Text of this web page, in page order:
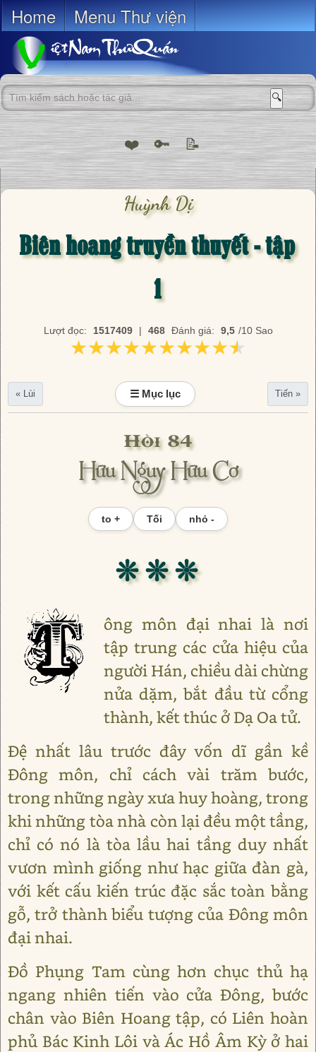
Home Menu Thư viện
🔍
❤️ 🔑 📝
Huỳnh Dị
Biên hoang truyền thuyết - tập
1
Lượt đọc: 1517409 | 468 Đánh giá: 9,5 /10 Sao
★★★★★★★★★★
★★★★★★★★★★
« Lùi ☰ Mục lục Tiến »
Hồi 84
Hữu Nguy Hữu Cơ
to + Tối nhỏ -
❊ ❊ ❊
ông môn đại nhai là nơi
tập trung các cửa hiệu của
người Hán, chiều dài chừng
nửa dặm, bắt đầu từ cổng
thành, kết thúc ở Dạ Oa tử.
Đệ nhất lâu trước đây vốn dĩ gần kề
Đông môn, chỉ cách vài trăm bước,
trong những ngày xưa huy hoàng, trong
khi những tòa nhà còn lại đều một tầng,
chỉ có nó là tòa lầu hai tầng duy nhất
vươn mình giống như hạc giữa đàn gà,
với kết cấu kiến trúc đặc sắc toàn bằng
gỗ, trở thành biểu tượng của Đông môn
đại nhai.
Đồ Phụng Tam cùng hơn chục thủ hạ
ngang nhiên tiến vào cửa Đông, bước
chân vào Biên Hoang tập, có Liên hoàn
phủ Bác Kinh Lôi và Ác Hồ Âm Kỳ ở hai